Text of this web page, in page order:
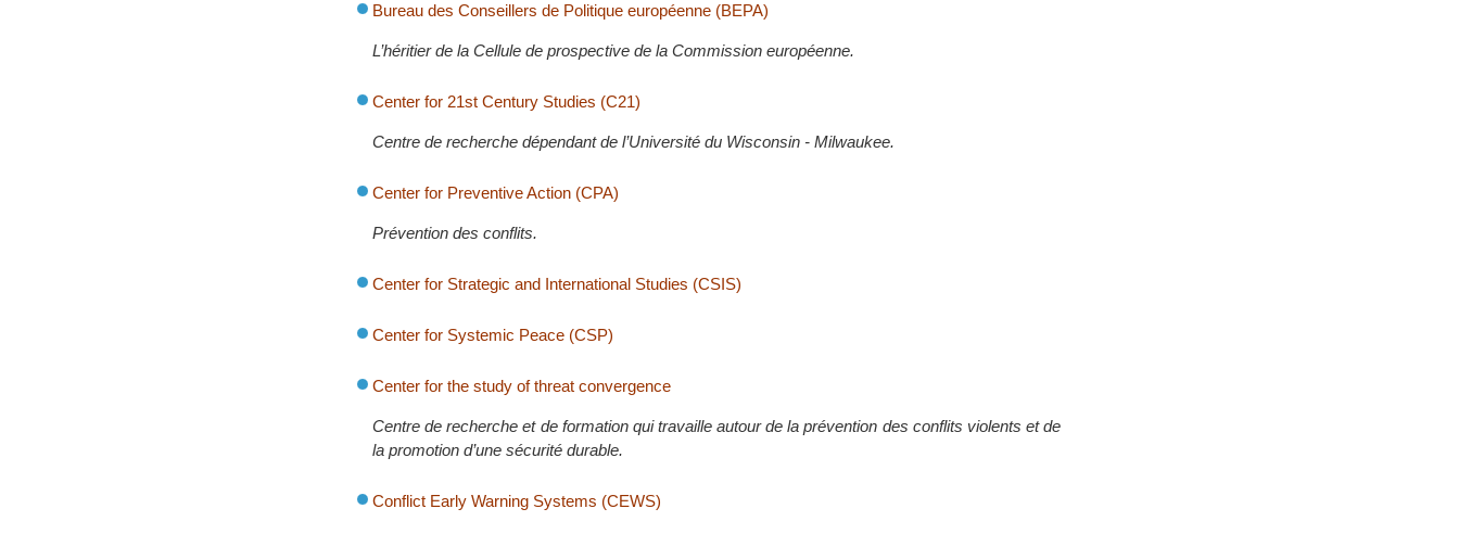
Bureau des Conseillers de Politique européenne (BEPA)
L’héritier de la Cellule de prospective de la Commission européenne.
Center for 21st Century Studies (C21)
Centre de recherche dépendant de l’Université du Wisconsin - Milwaukee.
Center for Preventive Action (CPA)
Prévention des conflits.
Center for Strategic and International Studies (CSIS)
Center for Systemic Peace (CSP)
Center for the study of threat convergence
Centre de recherche et de formation qui travaille autour de la prévention des conflits violents et de
la promotion d’une sécurité durable.
Conflict Early Warning Systems (CEWS)